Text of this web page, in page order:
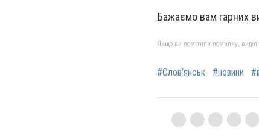
Бажаємо вам гарних
Якщо ви помітили помилку,
#Слов’янськ #новини